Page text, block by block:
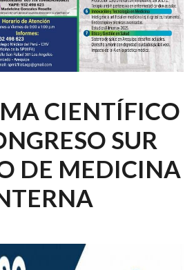
CIENTÍFICO
SUR
DE MEDICINA